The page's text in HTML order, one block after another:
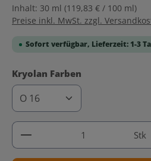
Inhalt: 30 ml (119,83 € / 100 ml)
Preise inkl. MwSt. zzgl.
Sofort verfügbar, Lieferzeit: 1-3
Kryolan Farben
Produkt Anzahl: Gib denStk